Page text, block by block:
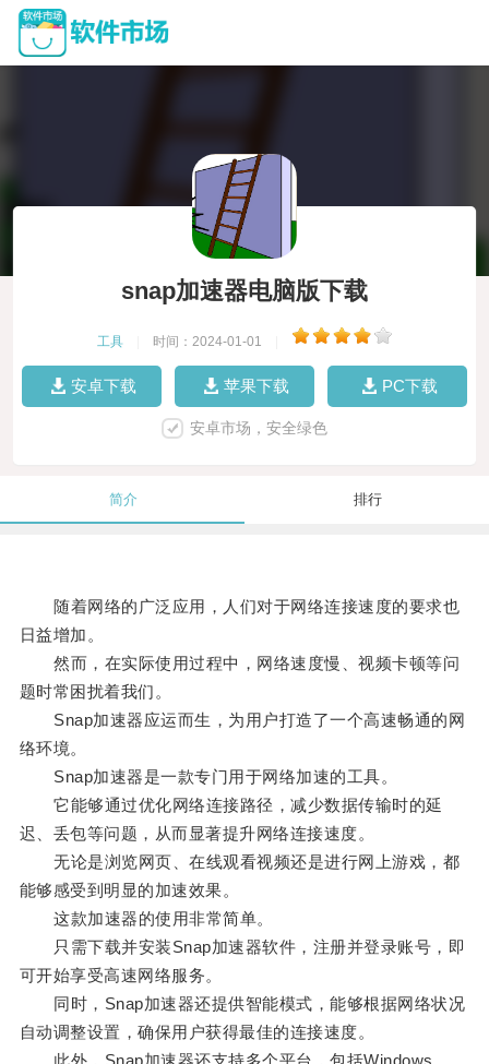
snap加速器电脑版下载
工具 时间：2024-01-01
安卓下载 苹果下载 PC下载
安卓市场，安全绿色
简介 排行
随着网络的广泛应用，人们对于网络连接速度的要求也
日益增加。
然而，在实际使用过程中，网络速度慢、视频卡顿等问
题时常困扰着我们。
Snap加速器应运而生，为用户打造了一个高速畅通的网
络环境。
Snap加速器是一款专门用于网络加速的工具。
它能够通过优化网络连接路径，减少数据传输时的延
迟、丢包等问题，从而显著提升网络连接速度。
无论是浏览网页、在线观看视频还是进行网上游戏，都
能够感受到明显的加速效果。
这款加速器的使用非常简单。
只需下载并安装Snap加速器软件，注册并登录账号，即
可开始享受高速网络服务。
同时，Snap加速器还提供智能模式，能够根据网络状况
自动调整设置，确保用户获得最佳的连接速度。